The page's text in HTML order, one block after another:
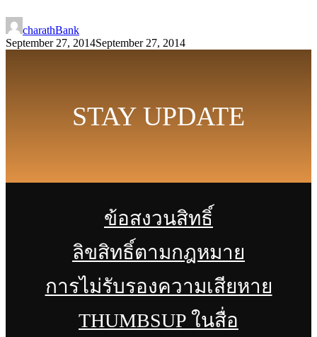
charathBank
September 27, 2014September 27, 2014
STAY UPDATE
ข้อสงวนสิทธิ์
ลิขสิทธิ์ตามกฎหมาย
การไม่รับรองความเสียหาย
THUMBSUP ในสื่อ